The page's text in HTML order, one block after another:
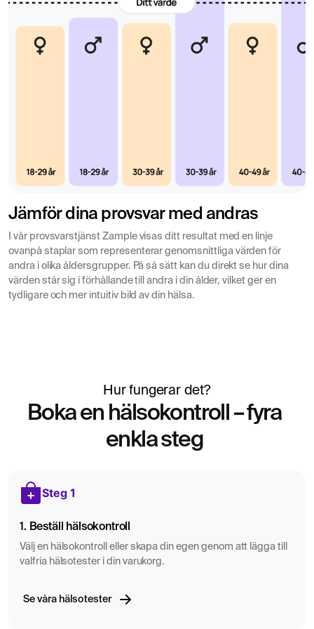
Jämför dina provsvar med andras
I vår provsvarstjänst Zample visas ditt resultat med en linje
ovanpå staplar som representerar genomsnittliga värden för
andra i olika åldersgrupper. På så sätt kan du direkt se hur dina
värden står sig i förhållande till andra i din ålder, vilket ger en
tydligare och mer intuitiv bild av din hälsa.
Hur fungerar det?
Boka en hälsokontroll – fyra
enkla steg
Steg 1
1. Beställ hälsokontroll
Välj en hälsokontroll eller skapa din egen genom att lägga till
valfria hälsotester i din varukorg.
Se våra hälsotester